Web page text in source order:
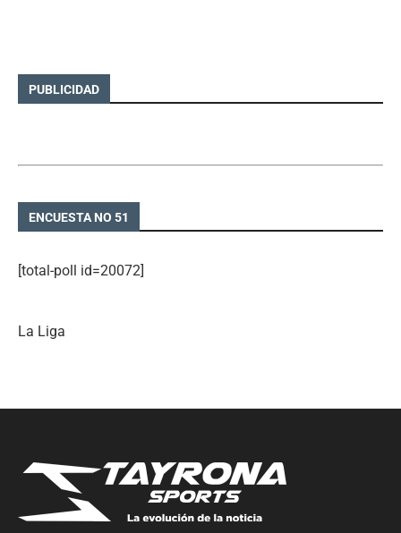
PUBLICIDAD
ENCUESTA NO 51
[total-poll id=20072]
La Liga